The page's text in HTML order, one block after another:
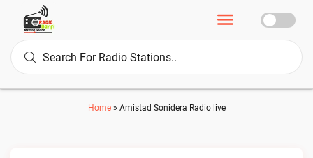
Home» Amistad Sonidera Radio live